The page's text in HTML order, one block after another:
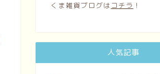
くま雑貨ブログは コチラ ！
人気記事